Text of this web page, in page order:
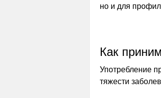
но и для
Как
Употребление
тяжести